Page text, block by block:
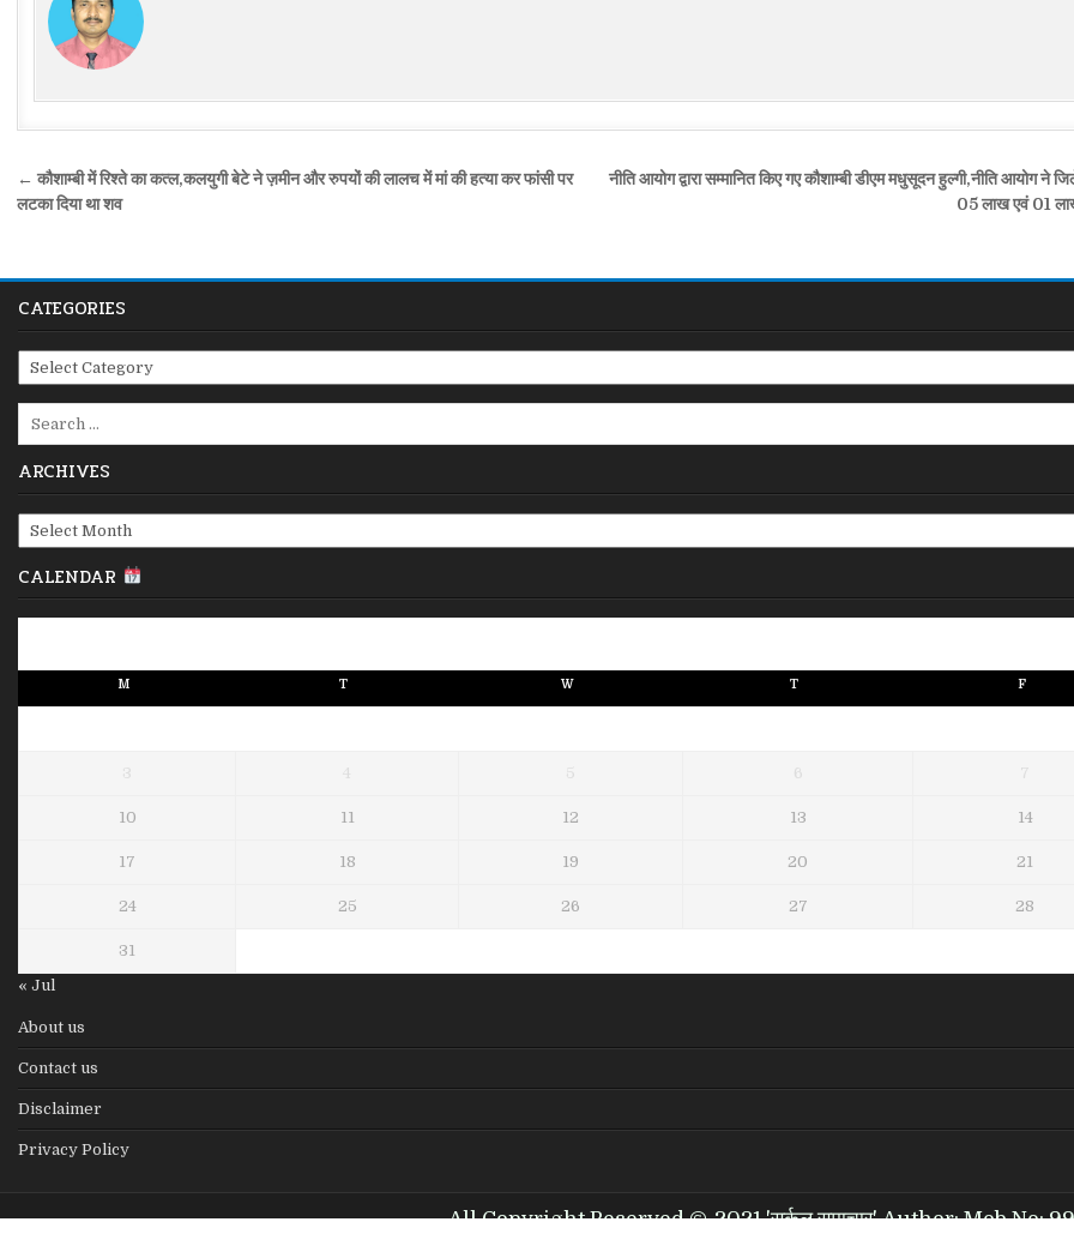
Post
navigation
नीति आयोग द्वारा सम्मानित किए गए कौशाम्बी डीएम मधुसूदन हुल्गी,नीति आयोग ने
05 लाख एवं 01
← कौशाम्बी में रिश्ते का कत्ल,कलयुगी बेटे ने ज़मीन और रुपयों की लालच में मां की हत्या कर फांसी पर
लटका दिया था शव
CATEGORIES
Categories
ARCHIVES
Archives
CALENDAR
M T W T F
3 4 5 6 7
10 11 12 13 14
17 18 19 20 21
24 25 26 27 28
31
« Jul
About us
Contact us
Disclaimer
Privacy Policy
All Copyright Reserved ©-2021 'सर्कल समाचार' Author: Mob.No: